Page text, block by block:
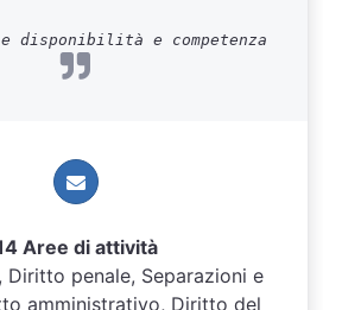
disponibilità e competenza
Aree di attività
penale, Separazioni e
amministrativo, Diritto del